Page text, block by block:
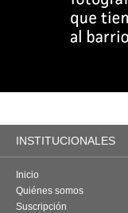
INSTITUCIONALES
Inicio
Quiénes somos
Suscripción